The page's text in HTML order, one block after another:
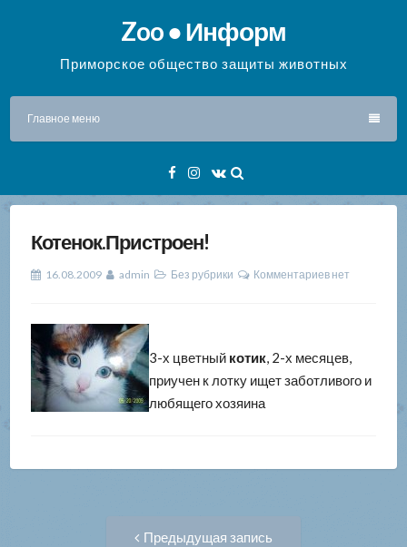
содержимому
Zoo ● Информ
Приморское общество защиты животных
Главное меню
Facebook
Instagram
VK
Котенок.Пристроен!
16.08.2009 admin Без рубрики Комментариев нет
3-х цветный котик, 2-х месяцев,
приучен к лотку ищет заботливого и
любящего хозяина
НавигацияПредыдущая запись